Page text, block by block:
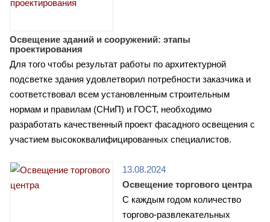
Освещение зданий и сооружений: этапы
проектирования
Для того чтобы результат работы по архитектурной
подсветке здания удовлетворил потребности заказчика и
соответствовал всем установленным строительным
нормам и правилам (СНиП) и ГОСТ, необходимо
разработать качественный проект фасадного освещения с
участием высококвалифицированных специалистов.
13.08.2024
Освещение торгового центра
С каждым годом количество
торгово-развлекательных